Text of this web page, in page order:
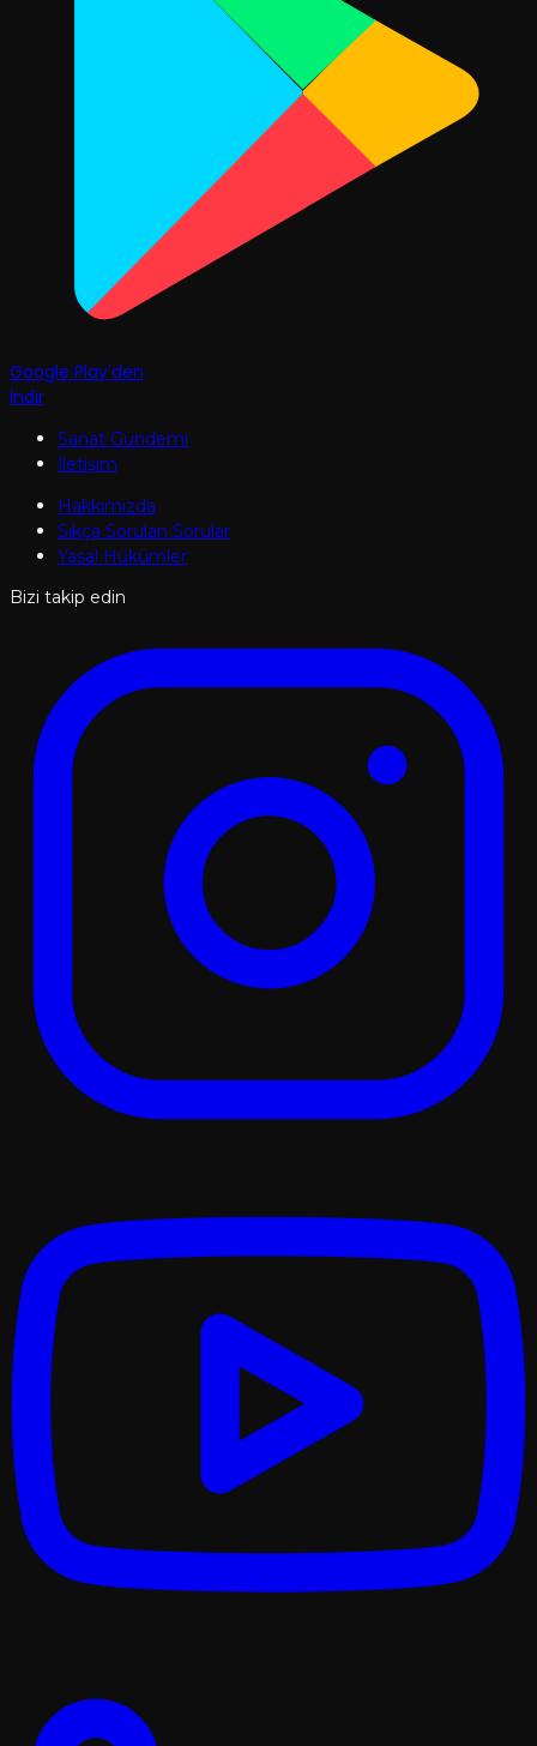
Google Play'den
İndir
Sanat Gündemi
İletişim
Hakkımızda
Sıkça Sorulan Sorular
Yasal Hükümler
Bizi takip edin